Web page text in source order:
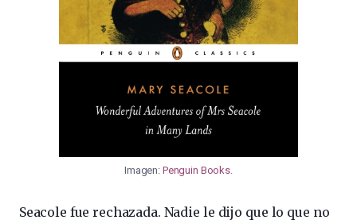
Imagen:Penguin Books.
Seacole fue rechazada. Nadie le dijo que lo que no